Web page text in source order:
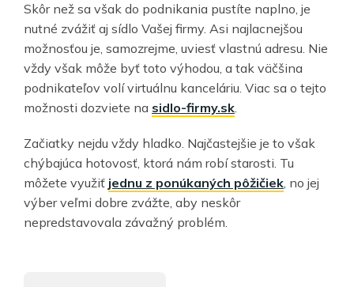
Skôr než sa však do podnikania pustíte naplno, je
nutné zvážiť aj sídlo Vašej firmy. Asi najlacnejšou
možnosťou je, samozrejme, uviesť vlastnú adresu. Nie
vždy však môže byť toto výhodou, a tak väčšina
podnikateľov volí virtuálnu kanceláriu. Viac sa o tejto
možnosti dozviete na sidlo-firmy.sk.
Začiatky nejdu vždy hladko. Najčastejšie je to však
chýbajúca hotovosť, ktorá nám robí starosti. Tu
môžete využiť jednu z ponúkaných pôžičiek, no jej
výber veľmi dobre zvážte, aby neskôr
nepredstavovala závažný problém.